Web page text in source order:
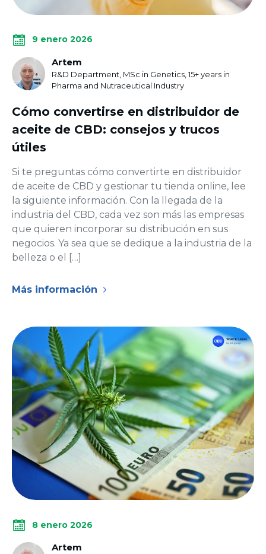
9 enero 2026
Artem
R&D Department, MSc in Genetics, 15+ years in
Pharma and Nutraceutical Industry
Cómo convertirse en distribuidor de
aceite de CBD: consejos y trucos
útiles
Si te preguntas cómo convertirte en distribuidor
de aceite de CBD y gestionar tu tienda online, lee
la siguiente información. Con la llegada de la
industria del CBD, cada vez son más las empresas
que quieren incorporar su distribución en sus
negocios. Ya sea que se dedique a la industria de la
belleza o el […]
Más información
8 enero 2026
Artem